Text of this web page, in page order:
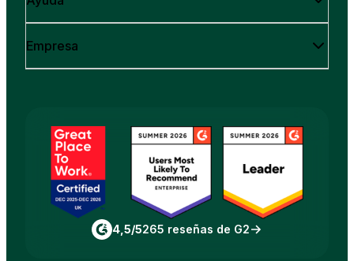
Empresa
4,5/5265 reseñas de G2